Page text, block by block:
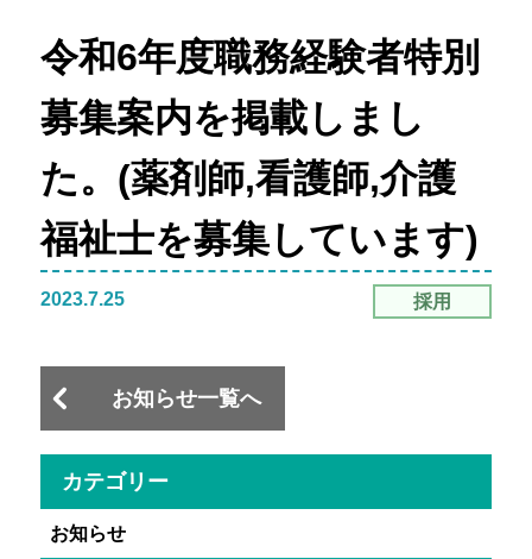
令和6年度職務経験者特別
募集案内を掲載しまし
た。(薬剤師,看護師,介護
福祉士を募集しています)
2023.7.25 採用
お知らせ一覧へ
カテゴリー
お知らせ